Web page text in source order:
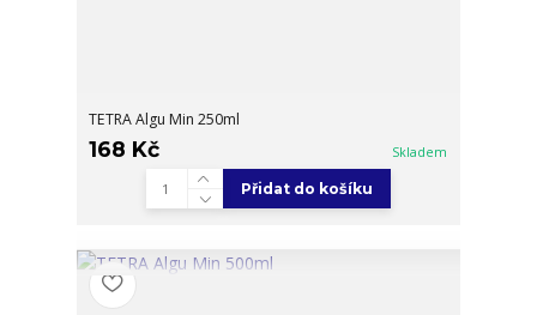
TETRA Algu Min 250ml
168 Kč Skladem
Přidat do košíku